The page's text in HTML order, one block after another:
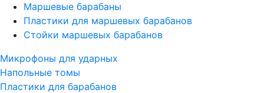
Маршевые барабаны
Пластики для маршевых барабанов
Стойки маршевых барабанов
Микрофоны для ударных
Напольные томы
Пластики для барабанов